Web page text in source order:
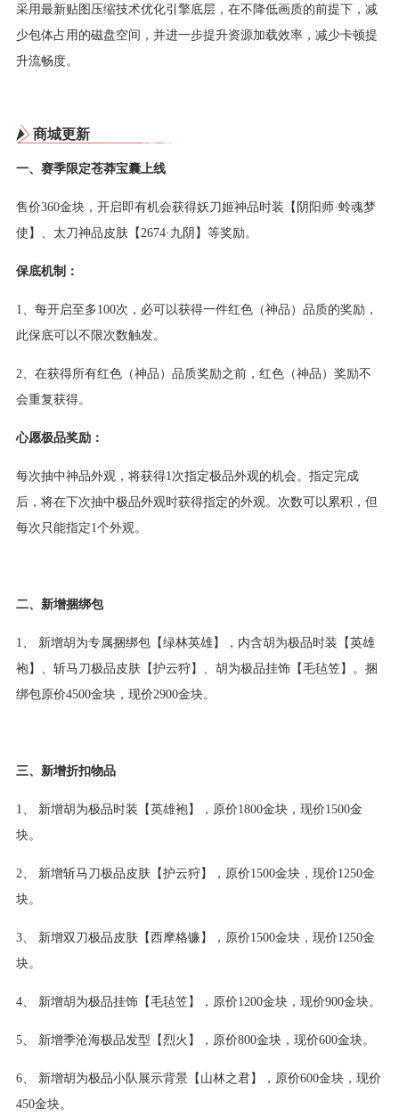
采用最新贴图压缩技术优化引擎底层，在不降低画质的前提下，减
少包体占用的磁盘空间，并进一步提升资源加载效率，减少卡顿提
升流畅度。
商城更新
一、赛季限定苍莽宝囊上线
售价360金块，开启即有机会获得妖刀姬神品时装【阴阳师·蛉魂梦
使】、太刀神品皮肤【2674·九阴】等奖励。
保底机制：
1、每开启至多100次，必可以获得一件红色（神品）品质的奖励，
此保底可以不限次数触发。
2、在获得所有红色（神品）品质奖励之前，红色（神品）奖励不
会重复获得。
心愿极品奖励：
每次抽中神品外观，将获得1次指定极品外观的机会。指定完成
后，将在下次抽中极品外观时获得指定的外观。次数可以累积，但
每次只能指定1个外观。
二、新增捆绑包
1、 新增胡为专属捆绑包【绿林英雄】，内含胡为极品时装【英雄
袍】、斩马刀极品皮肤【护云狩】、胡为极品挂饰【毛毡笠】。捆
绑包原价4500金块，现价2900金块。
三、新增折扣物品
1、 新增胡为极品时装【英雄袍】，原价1800金块，现价1500金
块。
2、 新增斩马刀极品皮肤【护云狩】，原价1500金块，现价1250金
块。
3、 新增双刀极品皮肤【西摩格镰】，原价1500金块，现价1250金
块。
4、 新增胡为极品挂饰【毛毡笠】，原价1200金块，现价900金块。
5、 新增季沧海极品发型【烈火】，原价800金块，现价600金块。
6、 新增胡为极品小队展示背景【山林之君】，原价600金块，现价
450金块。